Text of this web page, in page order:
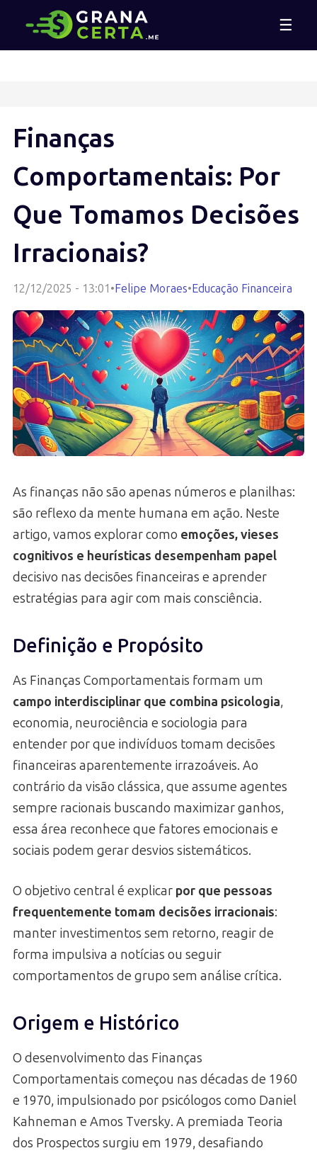
☰
Finanças
Comportamentais: Por
Que Tomamos Decisões
Irracionais?
12/12/2025 - 13:01 •Felipe Moraes•Educação Financeira
As finanças não são apenas números e planilhas:
são reflexo da mente humana em ação. Neste
artigo, vamos explorar como emoções, vieses
cognitivos e heurísticas desempenham papel
decisivo nas decisões financeiras e aprender
estratégias para agir com mais consciência.
Definição e Propósito
As Finanças Comportamentais formam um
campo interdisciplinar que combina psicologia,
economia, neurociência e sociologia para
entender por que indivíduos tomam decisões
financeiras aparentemente irrazoáveis. Ao
contrário da visão clássica, que assume agentes
sempre racionais buscando maximizar ganhos,
essa área reconhece que fatores emocionais e
sociais podem gerar desvios sistemáticos.
O objetivo central é explicar por que pessoas
frequentemente tomam decisões irracionais:
manter investimentos sem retorno, reagir de
forma impulsiva a notícias ou seguir
comportamentos de grupo sem análise crítica.
Origem e Histórico
O desenvolvimento das Finanças
Comportamentais começou nas décadas de 1960
e 1970, impulsionado por psicólogos como Daniel
Kahneman e Amos Tversky. A premiada Teoria
dos Prospectos surgiu em 1979, desafiando